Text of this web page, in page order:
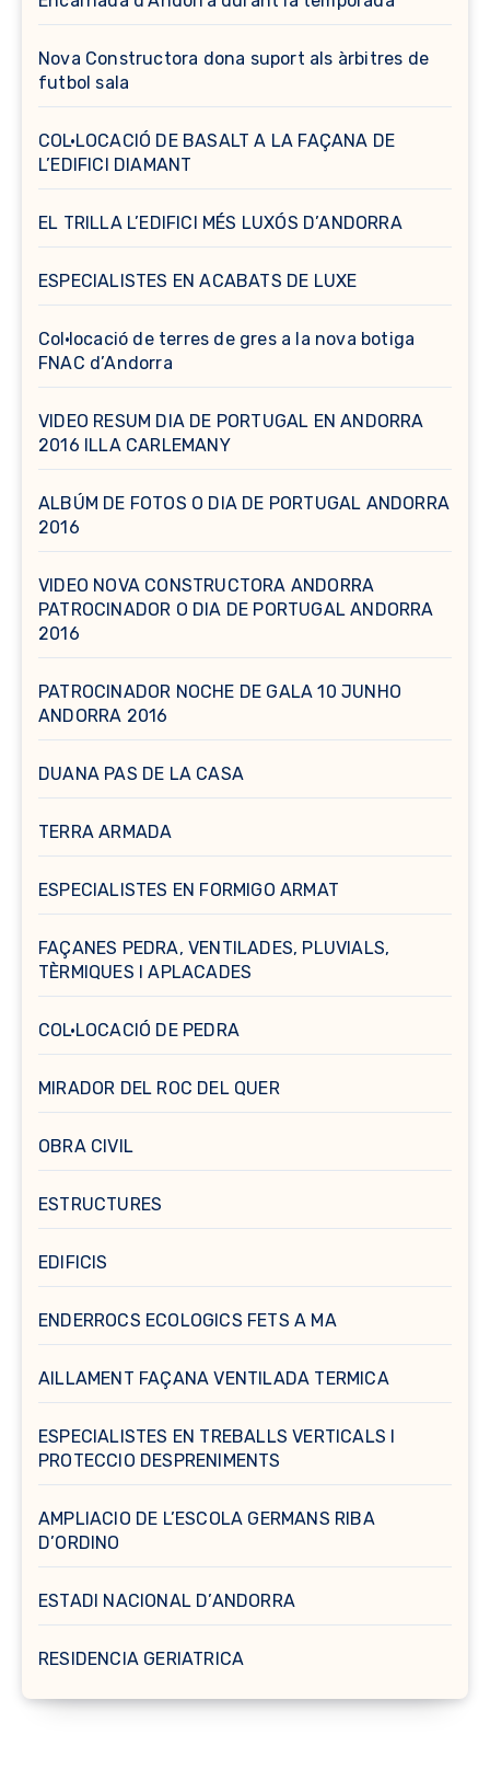
Nova Constructora dona suport als àrbitres de
futbol sala
COL·LOCACIÓ DE BASALT A LA FAÇANA DE
L’EDIFICI DIAMANT
EL TRILLA L’EDIFICI MÉS LUXÓS D’ANDORRA
ESPECIALISTES EN ACABATS DE LUXE
Col·locació de terres de gres a la nova botiga
FNAC d’Andorra
VIDEO RESUM DIA DE PORTUGAL EN ANDORRA
2016 ILLA CARLEMANY
ALBÚM DE FOTOS O DIA DE PORTUGAL ANDORRA
2016
VIDEO NOVA CONSTRUCTORA ANDORRA
PATROCINADOR O DIA DE PORTUGAL ANDORRA
2016
PATROCINADOR NOCHE DE GALA 10 JUNHO
ANDORRA 2016
DUANA PAS DE LA CASA
TERRA ARMADA
ESPECIALISTES EN FORMIGO ARMAT
FAÇANES PEDRA, VENTILADES, PLUVIALS,
TÈRMIQUES I APLACADES
COL·LOCACIÓ DE PEDRA
MIRADOR DEL ROC DEL QUER
OBRA CIVIL
ESTRUCTURES
EDIFICIS
ENDERROCS ECOLOGICS FETS A MA
AILLAMENT FAÇANA VENTILADA TERMICA
ESPECIALISTES EN TREBALLS VERTICALS I
PROTECCIO DESPRENIMENTS
AMPLIACIO DE L’ESCOLA GERMANS RIBA
D’ORDINO
ESTADI NACIONAL D’ANDORRA
RESIDENCIA GERIATRICA